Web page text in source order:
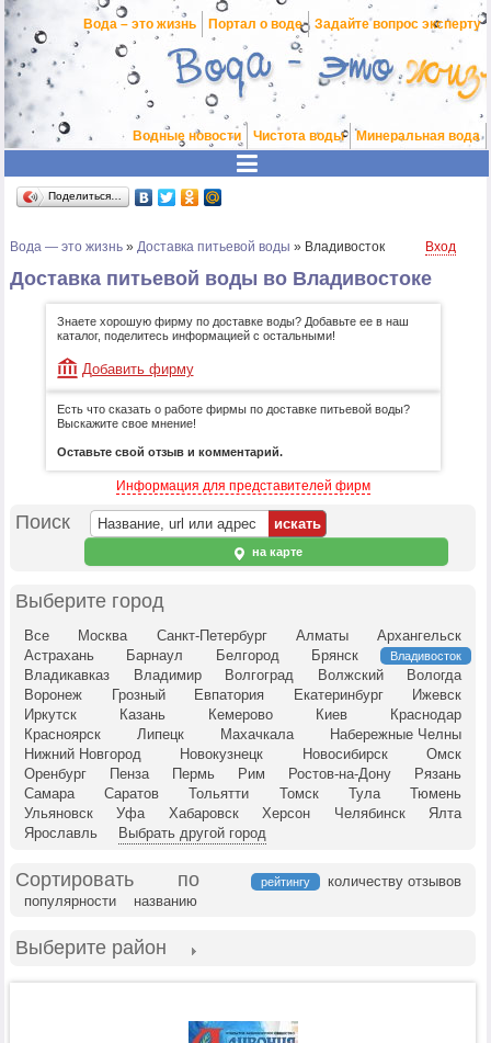
Вода – это жизнь Портал о воде Задайте вопрос эксперту
Водные новости Чистота воды Минеральная вода
Поделиться…
Вода — это жизнь » Доставка питьевой воды » Владивосток Вход
Доставка питьевой воды во Владивостоке
Знаете хорошую фирму по доставке воды? Добавьте ее в наш
каталог, поделитесь информацией с остальными!
Добавить фирму
Есть что сказать о работе фирмы по доставке питьевой воды?
Выскажите свое мнение!
Оставьте свой отзыв и комментарий.
Информация для представителей фирм
Поиск
на карте
Выберите город
Все Москва Санкт-Петербург Алматы
Архангельск
Астрахань
Барнаул Белгород Брянск Владивосток
Владикавказ Владимир Волгоград Волжский
Вологда
Воронеж
Грозный Евпатория Екатеринбург
Ижевск
Иркутск
Казань Кемерово Киев
Краснодар
Красноярск
Липецк Махачкала
Набережные Челны
Нижний Новгород
Новокузнецк Новосибирск
Омск
Оренбург
Пенза Пермь Рим Ростов-на-Дону
Рязань
Самара
Саратов Тольятти Томск Тула
Тюмень
Ульяновск
Уфа Хабаровск Херсон Челябинск
Ялта
Ярославль
Выбрать другой город
Сортировать по рейтингу
количеству отзывов
популярности
названию
Выберите район